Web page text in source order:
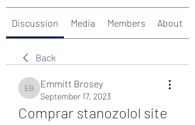
Discussion Media Members About
Back
Emmitt Brosey
Emmitt Brosey
September 17, 2023
Comprar stanozolol site